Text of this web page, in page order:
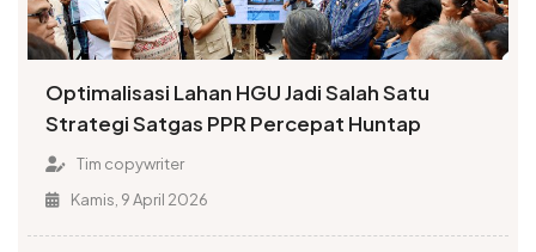
Optimalisasi Lahan HGU Jadi Salah Satu
Strategi Satgas PPR Percepat Huntap
Tim copywriter
Kamis, 9 April 2026